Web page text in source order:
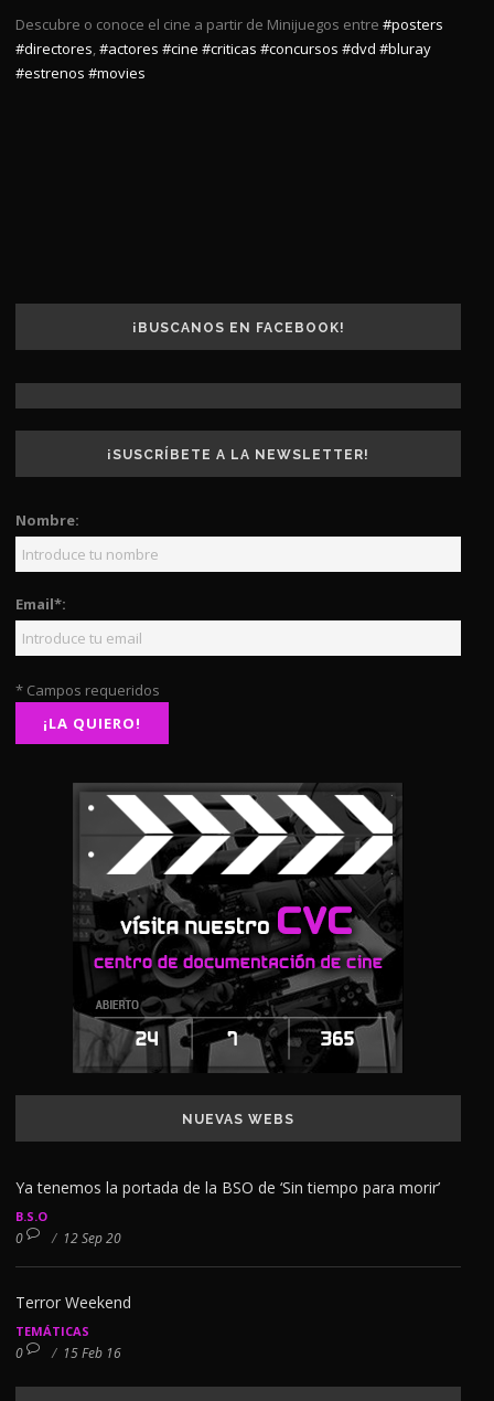
Descubre o conoce el cine a partir de Minijuegos entre #posters
#directores,#actores #cine #criticas #concursos #dvd #bluray
#estrenos #movies
¡BUSCANOS EN FACEBOOK!
¡SUSCRÍBETE A LA NEWSLETTER!
Nombre:
Email*:
* Campos requeridos
NUEVAS WEBS
Ya tenemos la portada de la BSO de ‘Sin tiempo para morir’
B.S.O
0 / 12 Sep 20
Terror Weekend
TEMÁTICAS
0 / 15 Feb 16